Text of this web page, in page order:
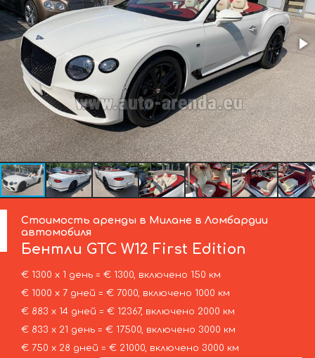
Стоимость аренды в Милане в Ломбардии
автомобиля
Бентли GTC W12 First Edition
€ 1300 х 1 день = € 1300, включено 150 км
€ 1000 х 7 дней = € 7000, включено 1000 км
€ 883 х 14 дней = € 12367, включено 2000 км
€ 833 х 21 день = € 17500, включено 3000 км
€ 750 х 28 дней = € 21000, включено 3000 км